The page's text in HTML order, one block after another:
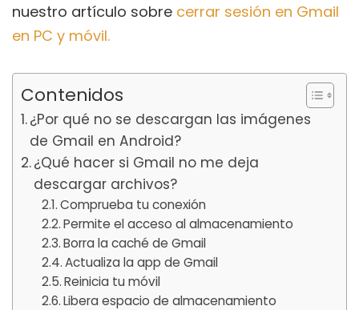
nuestro artículo sobre cerrar sesión en Gmail
en PC y móvil.
Contenidos
¿Por qué no se descargan las imágenes
de Gmail en Android?
¿Qué hacer si Gmail no me deja
descargar archivos?
Comprueba tu conexión
Permite el acceso al almacenamiento
Borra la caché de Gmail
Actualiza la app de Gmail
Reinicia tu móvil
Libera espacio de almacenamiento